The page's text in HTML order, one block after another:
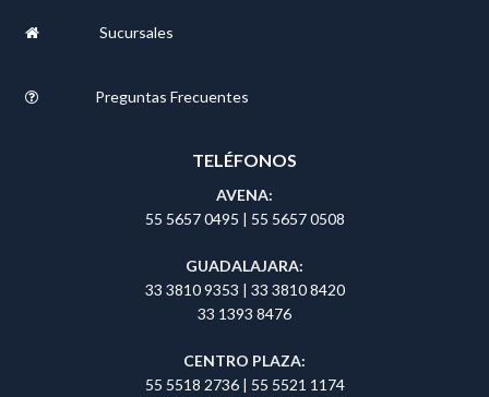
Sucursales
Preguntas Frecuentes
TELÉFONOS
AVENA:
55 5657 0495 | 55 5657 0508
GUADALAJARA:
33 3810 9353 | 33 3810 8420
33 1393 8476
CENTRO PLAZA:
55 5518 2736| 55 5521 1174